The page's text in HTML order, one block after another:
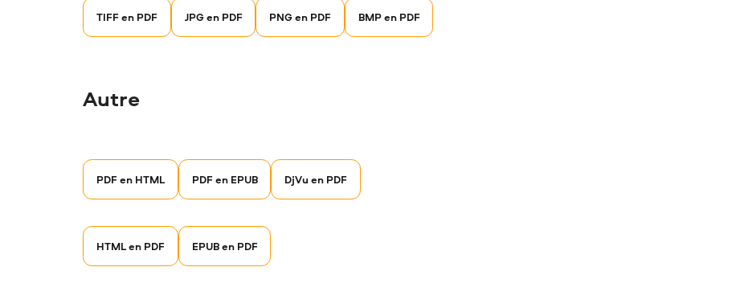
TIFF en PDF JPG en PDF PNG en PDF BMP en PDF
Autre
PDF en HTML PDF en EPUB DjVu en PDF
HTML en PDF EPUB en PDF